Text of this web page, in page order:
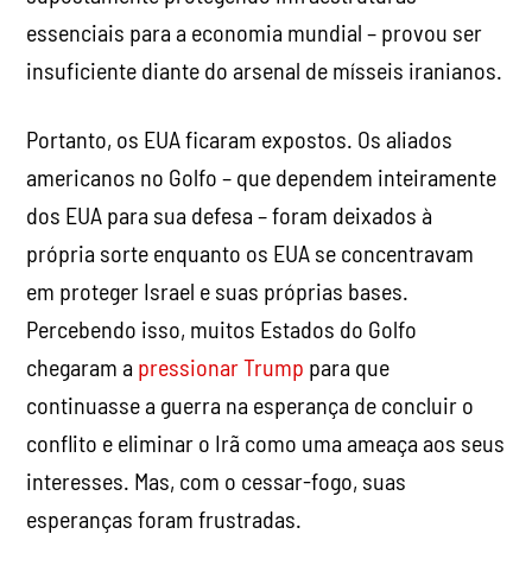
essenciais para a economia mundial – provou ser
insuficiente diante do arsenal de mísseis iranianos.
Portanto, os EUA ficaram expostos. Os aliados
americanos no Golfo – que dependem inteiramente
dos EUA para sua defesa – foram deixados à
própria sorte enquanto os EUA se concentravam
em proteger Israel e suas próprias bases.
Percebendo isso, muitos Estados do Golfo
chegaram a pressionar Trump para que
continuasse a guerra na esperança de concluir o
conflito e eliminar o Irã como uma ameaça aos seus
interesses. Mas, com o cessar-fogo, suas
esperanças foram frustradas.